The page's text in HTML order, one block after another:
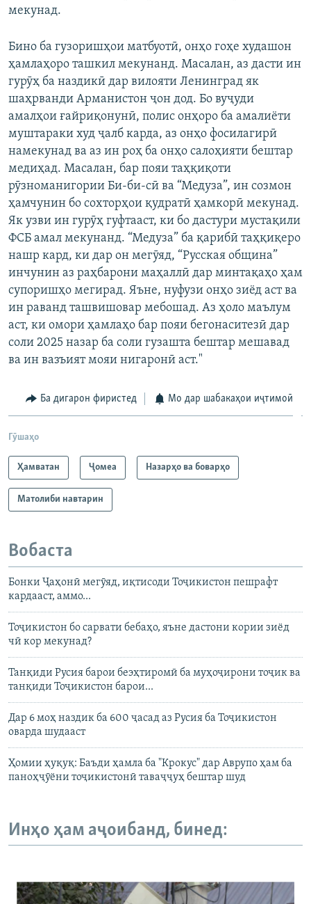
мекунад.
Бино ба гузоришҳои матбуотӣ, онҳо гоҳе худашон
ҳамлаҳоро ташкил мекунанд. Масалан, аз дасти ин
гурӯҳ ба наздикӣ дар вилояти Ленинград як
шаҳрванди Арманистон ҷон дод. Бо вуҷуди
амалҳои ғайриқонунӣ, полис онҳоро ба амалиёти
муштараки худ ҷалб карда, аз онҳо фосилагирӣ
намекунад ва аз ин роҳ ба онҳо салоҳияти бештар
медиҳад. Масалан, бар пояи таҳқиқоти
рӯзноманигории Би-би-сӣ ва “Медуза”, ин созмон
ҳамчунин бо сохторҳои қудратӣ ҳамкорӣ мекунад.
Як узви ин гурӯҳ гуфтааст, ки бо дастури мустақили
ФСБ амал мекунанд. “Медуза” ба қарибӣ таҳқиқеро
нашр кард, ки дар он мегӯяд, “Русская община”
инчунин аз раҳбарони маҳаллӣ дар минтақаҳо ҳам
супоришҳо мегирад. Яъне, нуфузи онҳо зиёд аст ва
ин раванд ташвишовар мебошад. Аз ҳоло маълум
аст, ки омори ҳамлаҳо бар пояи бегонаситезӣ дар
соли 2025 назар ба соли гузашта бештар мешавад
ва ин вазъият мояи нигаронӣ аст."
Ба дигарон фиристед Мо дар шабакаҳои иҷтимоӣ
Гӯшаҳо
Ҳамватан Ҷомeа Назарҳо ва боварҳо
Матолиби навтарин
Вобаста
Бонки Ҷаҳонӣ мегӯяд, иқтисоди Тоҷикистон пешрафт
кардааст, аммо...
Тоҷикистон бо сарвати бебаҳо, яъне дастони кории зиёд
чӣ кор мекунад?
Танқиди Русия барои беэҳтиромӣ ба муҳоҷирони тоҷик ва
танқиди Тоҷикистон барои...
Дар 6 моҳ наздик ба 600 ҷасад аз Русия ба Тоҷикистон
оварда шудааст
Ҳомии ҳуқуқ: Баъди ҳамла ба "Крокус" дар Аврупо ҳам ба
паноҳҷӯёни тоҷикистонӣ таваҷҷуҳ бештар шуд
Инҳо ҳам аҷоибанд, бинед: